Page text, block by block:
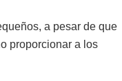
a pesar de que
proporcionar a los